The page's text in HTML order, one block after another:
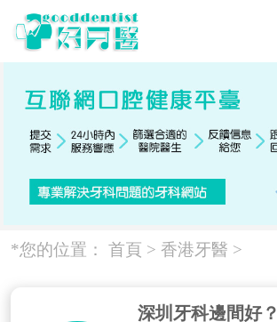
*您的位置： 首頁 > 香港牙醫 >
深圳牙科邊間好？